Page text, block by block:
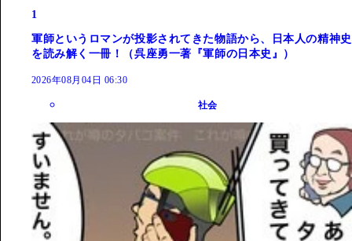
1
軍師というロマンが投影されてきた物語から、日本人の精神史
を読み解く一冊！（呉座勇一著『軍師の日本史』）
2026年08月04日 06:30
社会